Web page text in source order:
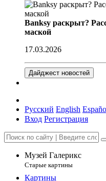
Banksy раскрыт?
маской
17.03.2026
Дайджест новостей
Русский English
Вход Регистрация
Музей Галерикс
Старые картины
Картины